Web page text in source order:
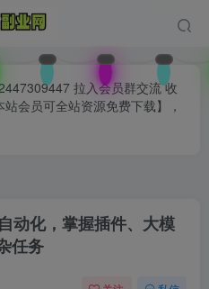
拉入会员群交流 收
会员可全站资源免费下载】，
动化，掌握插件、大模
任务